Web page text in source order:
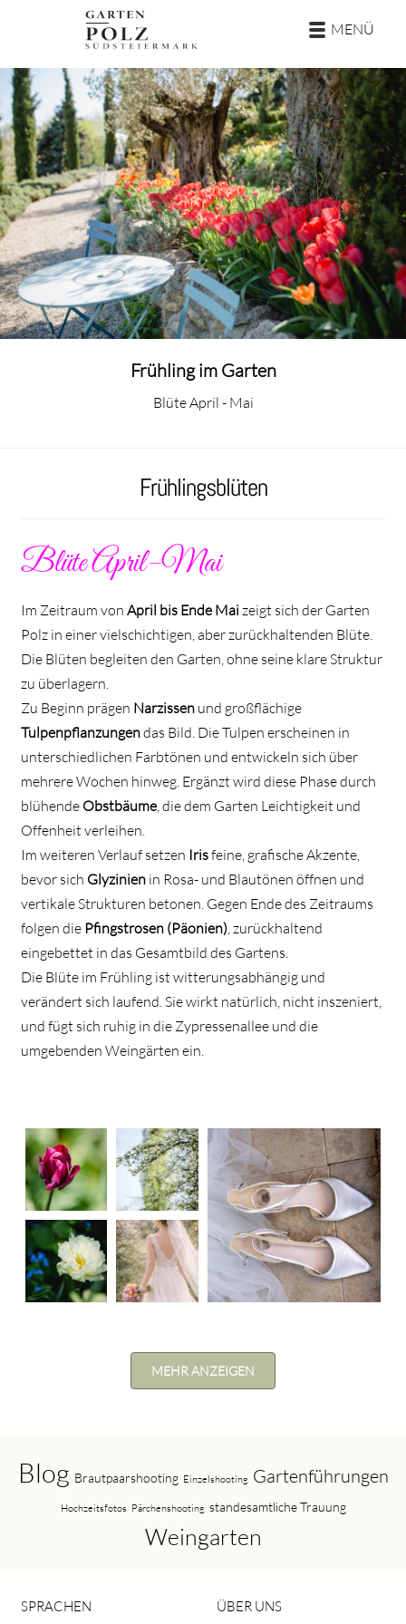
Navigation
springen
springen
MENÜ
TRAUUNG
FOTOGRAFIE
GARTEN
Klarheit
KONTAKT
Frühling im Garten
Blüte April - Mai
Frühlingsblüten
Blüte April–Mai
Im Zeitraum von April bis Ende Maizeigt sich der Garten
Polz in einer vielschichtigen, aber zurückhaltenden Blüte.
Die Blüten begleiten den Garten, ohne seine klare Struktur
zu überlagern.
Zu Beginn prägen Narzissenund großflächige
Tulpenpflanzungendas Bild. Die Tulpen erscheinen in
unterschiedlichen Farbtönen und entwickeln sich über
mehrere Wochen hinweg. Ergänzt wird diese Phase durch
blühende Obstbäume, die dem Garten Leichtigkeit und
Offenheit verleihen.
Im weiteren Verlauf setzen Irisfeine, grafische Akzente,
bevor sich Glyzinienin Rosa- und Blautönen öffnen und
vertikale Strukturen betonen. Gegen Ende des Zeitraums
folgen die Pfingstrosen (Päonien) , zurückhaltend
eingebettet in das Gesamtbild des Gartens.
Die Blüte im Frühling ist witterungsabhängig und
verändert sich laufend. Sie wirkt natürlich, nicht inszeniert,
und fügt sich ruhig in die Zypressenallee und die
umgebenden Weingärten ein.
MEHR ANZEIGEN
Blog Brautpaarshooting Einzelshooting Gartenführungen
Hochzeitsfotos Pärchenshooting standesamtliche Trauung
Weingarten
SPRACHEN ÜBER UNS